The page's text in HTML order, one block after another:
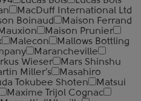
MacDuff International Ltd
Boinaud
Maison Ferrand
Maison Prunier
Malecon
Mallows Bottling
Marancheville
Wieser
Mars Shinshu
Miller's
Masahiro
Tokubee Shoten
Matsui
Maxime Trijol Cognac